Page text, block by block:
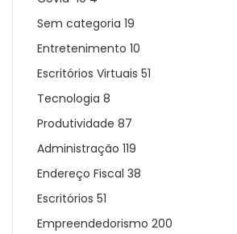
Sem categoria 19
Entretenimento 10
Escritórios Virtuais 51
Tecnologia 8
Produtividade 87
Administração 119
Endereço Fiscal 38
Escritórios 51
Empreendedorismo 200